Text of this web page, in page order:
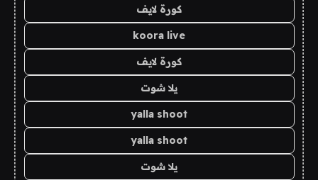
كورة لايف
koora live
كورة لايف
يلا شوت
yalla shoot
yalla shoot
يلا شوت